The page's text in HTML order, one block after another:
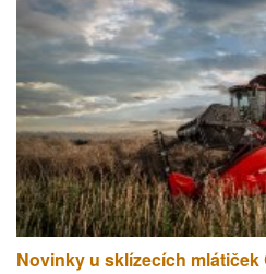
Novinky u sklízecích mlátiček